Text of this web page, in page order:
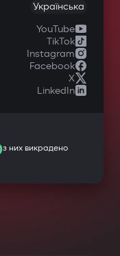
Українська
YouTube
TikTok
Instagram
Facebook
X
LinkedIn
з них викрадено